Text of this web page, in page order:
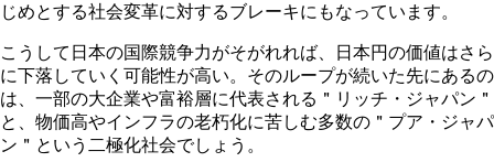
じめとする社会変革に対するブレーキにもなっています。
こうして日本の国際競争力がそがれれば、日本円の価値はさら
に下落していく可能性が高い。そのループが続いた先にあるの
は、一部の大企業や富裕層に代表される＂リッチ・ジャパン＂
と、物価高やインフラの老朽化に苦しむ多数の＂プア・ジャパ
ン＂という二極化社会でしょう。